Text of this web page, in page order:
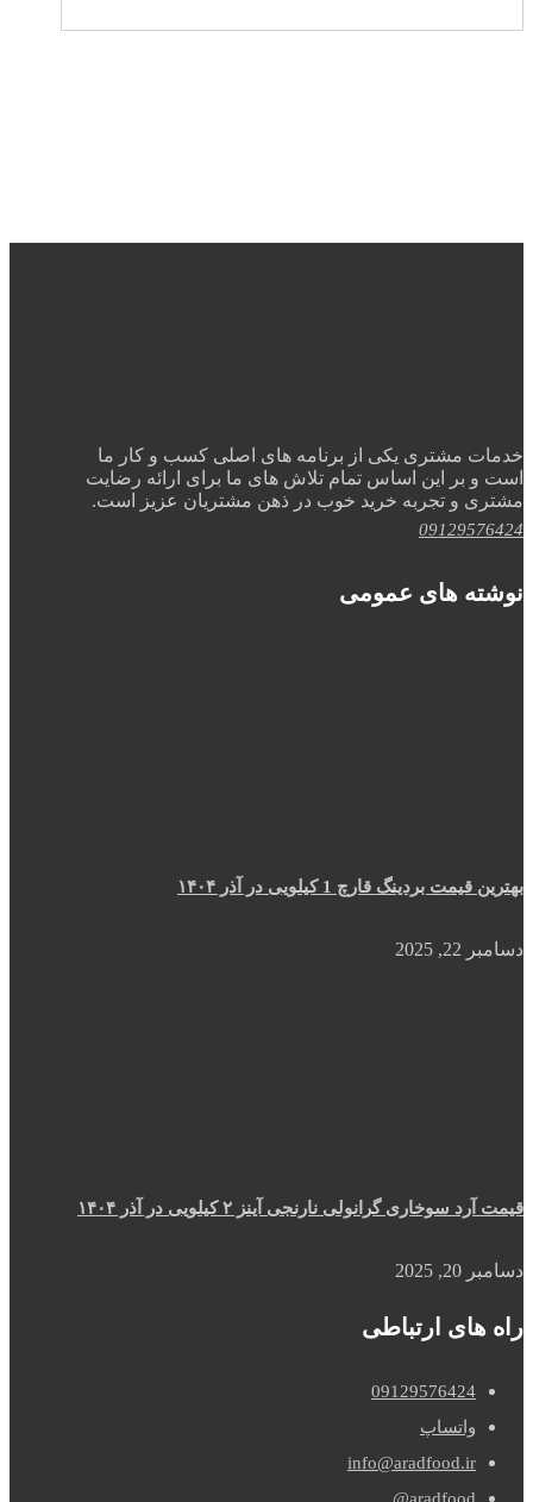
خدمات مشتری یکی از برنامه های اصلی کسب و کار ما
است و بر این اساس تمام تلاش های ما برای ارائه رضایت
مشتری و تجربه خرید خوب در ذهن مشتریان عزیز است.
09129576424
نوشته های عمومی
بهترین قیمت بردینگ قارچ 1 کیلویی در آذر ۱۴۰۴
دسامبر 22, 2025
قیمت آرد سوخاری گرانولی نارنجی آینز ۲ کیلویی در آذر ۱۴۰۴
دسامبر 20, 2025
راه های ارتباطی
09129576424
واتساپ
info@aradfood.ir